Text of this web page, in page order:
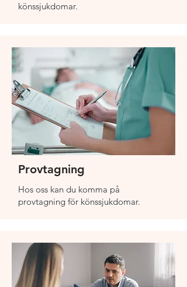
könssjukdomar.
Provtagning
Hos oss kan du komma på
provtagning för könssjukdomar.